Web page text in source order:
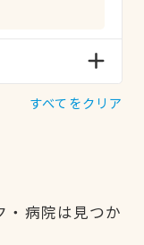
すべてをクリア
・病院は見つか